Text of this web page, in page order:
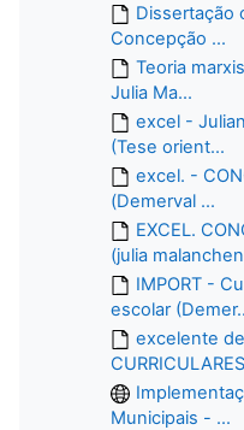
Dissertação
Concepção ...
Teoria
Julia Ma...
excel -
(Tese orient...
excel. -
(Demerval ...
EXCEL.
(julia
IMPORT -
escolar
excelente
Municipais - ...